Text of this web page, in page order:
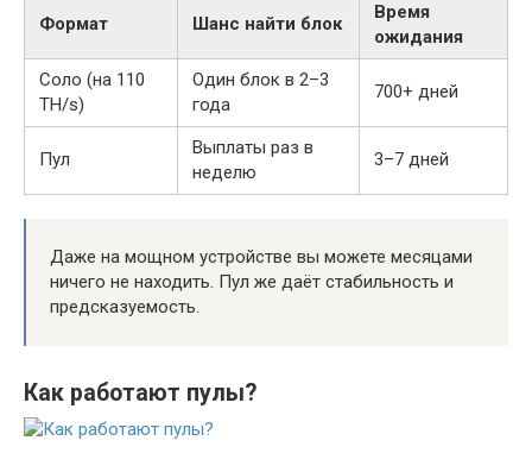
Формат Шанс найти блок
Время
ожидания
Соло (на 110
TH/s)
Один блок в 2–3
года
700+ дней
Пул
Выплаты раз в
неделю
3–7 дней
Даже на мощном устройстве вы можете месяцами
ничего не находить. Пул же даёт стабильность и
предсказуемость.
Как работают пулы?